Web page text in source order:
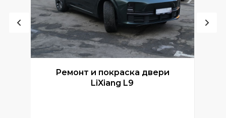
Ремонт и покраска двери
LiXiang L9